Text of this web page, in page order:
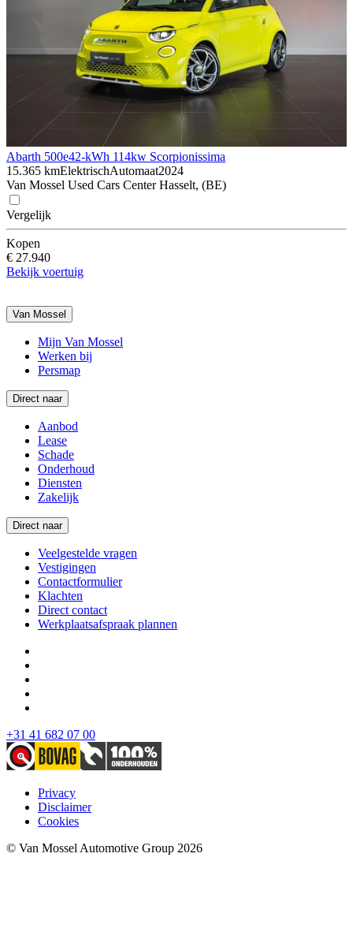
Abarth 500e42-kWh 114kw Scorpionissima
15.365 kmElektrischAutomaat2024
Van Mossel Used Cars Center Hasselt, (BE)
Vergelijk
Kopen
€ 27.940
Bekijk voertuig
Van Mossel
Mijn Van Mossel
Werken bij
Persmap
Direct naar
Aanbod
Lease
Schade
Onderhoud
Diensten
Zakelijk
Direct naar
Veelgestelde vragen
Vestigingen
Contactformulier
Klachten
Direct contact
Werkplaatsafspraak plannen
+31 41 682 07 00
Privacy
Disclaimer
Cookies
© Van Mossel Automotive Group 2026